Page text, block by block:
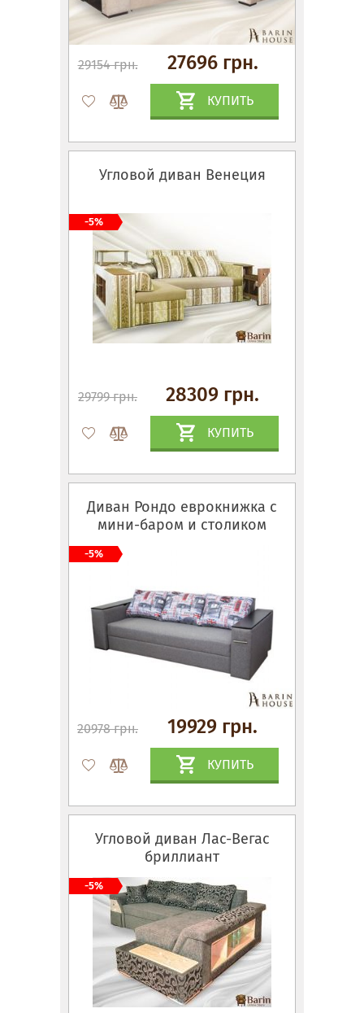
29154 грн. 27696 грн.
КУПИТЬ
Угловой диван Венеция
29799 грн. 28309 грн.
КУПИТЬ
-5%
Диван Рондо еврокнижка с
мини-баром и столиком
20978 грн. 19929 грн.
КУПИТЬ
-5%
Угловой диван Лас-Вегас
бриллиант
-5%